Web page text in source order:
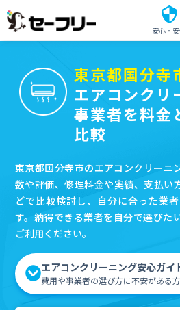
安心・
東京都国分寺
エアコンクリ
事業者を料金
比較
東京都国分寺市のエアコンクリーニ
数や評価、修理料金や実績、支払い
どで比較検討し、自分に合った業
す。納得できる業者を自分で選びた
ご利用ください。
エアコンクリーニング安心ガイ
費用や事業者の選び方に不安がある